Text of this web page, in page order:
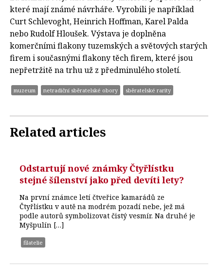
které mají známé návrháře. Vyrobili je například
Curt Schlevoght, Heinrich Hoffman, Karel Palda
nebo Rudolf Hloušek. Výstava je doplněna
komerčními flakony tuzemských a světových starých
firem i současnými flakony těch firem, které jsou
nepřetržitě na trhu už z předminulého století.
muzeum netradiční sběratelské obory sběratelské rarity
Related articles
Odstartují nové známky Čtyřlístku
stejné šílenství jako před devíti lety?
Na první známce letí čtveřice kamarádů ze
Čtyřlístku v autě na modrém pozadí nebe, jež má
podle autorů symbolizovat čistý vesmír. Na druhé je
Myšpulín […]
filatelie